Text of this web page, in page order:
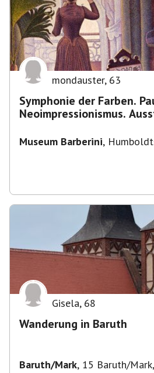
mondauster, 63
Symphonie der Farben.
Neoimpressionismus.
Museum Barberini,
Gisela, 68
Wanderung in Baruth
Baruth/Mark, 15 Baruth/